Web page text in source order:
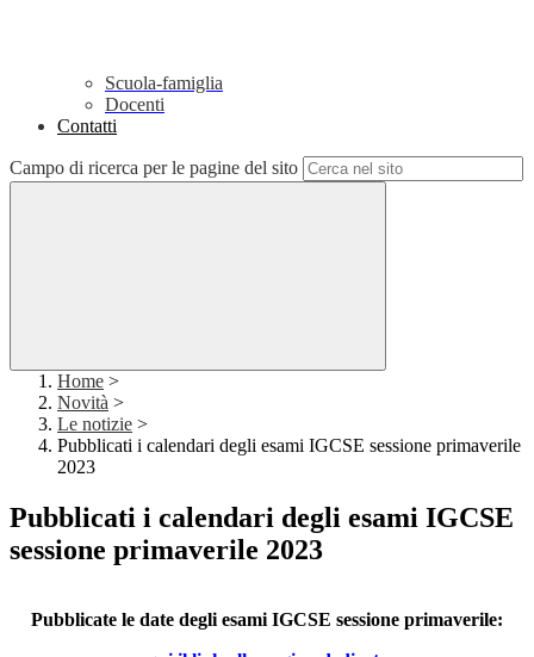
Scuola-famiglia
Docenti
Contatti
Campo di ricerca per le pagine del sito
Home >
Novità >
Le notizie >
Pubblicati i calendari degli esami IGCSE sessione primaverile
2023
Pubblicati i calendari degli esami IGCSE
sessione primaverile 2023
Pubblicate le date degli esami IGCSE sessione primaverile: